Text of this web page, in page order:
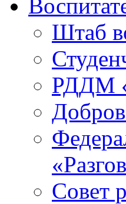
Штаб
РДДМ
Совет